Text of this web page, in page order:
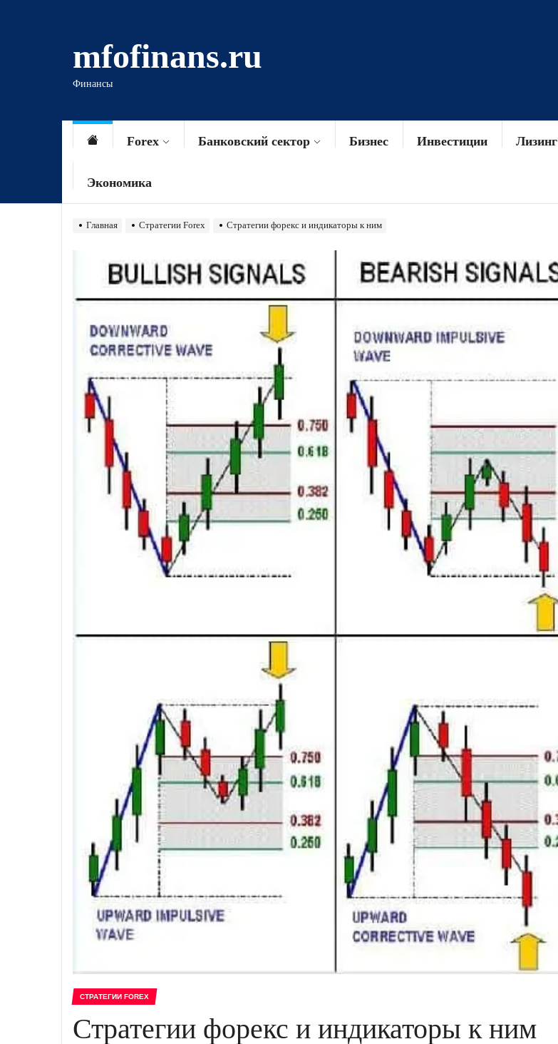
mfofinans.ru
Финансы
Forex Банковский сектор Бизнес Инвестиции Лизинг
Экономика
Главная Стратегии Forex Стратегии форекс и индикаторы к ним
СТРАТЕГИИ FOREX
Стратегии форекс и индикаторы к ним